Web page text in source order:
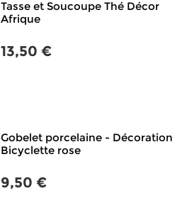
Tasse et Soucoupe Thé Décor
Afrique
13,50 €
Gobelet porcelaine - Décoration
Bicyclette rose
9,50 €